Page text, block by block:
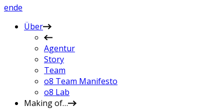
ende
Über
Agentur
Story
Team
o8 Team Manifesto
o8 Lab
Making of…